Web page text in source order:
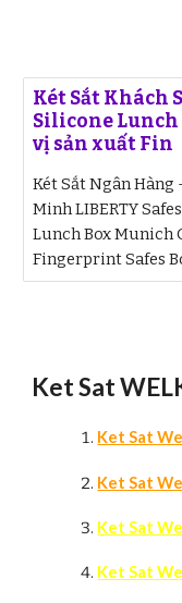
Két Sắt Khách
Silicone Lunch
vị sản xuất Fin
Két Sắt Ngân Hàng
Minh LIBERTY
Lunch Box Munich
Fingerprint Safes
Ket Sat
Ket Sat
Ket Sat
Ket Sat
Ket Sat